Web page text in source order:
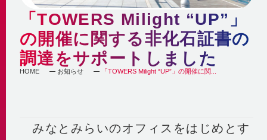
熱供給
最新鋭設備の導入
省エネ・省コストの両立
自社の取組み
BCP
地域への参画
個別冷暖房との相違点
地域冷暖房の特性
街づくりへの貢献
経済性
供給エリア
会社概要
事業沿革
企業理念・行動指針
各種公開情報
メニューを閉じる
「TOWERS Milight “UP”」
の開催に関する非化石証書の
調達をサポートしました
HOME お知らせ 「TOWERS Milight “UP”」の開催に関...
みなとみらいのオフィスをはじめとす